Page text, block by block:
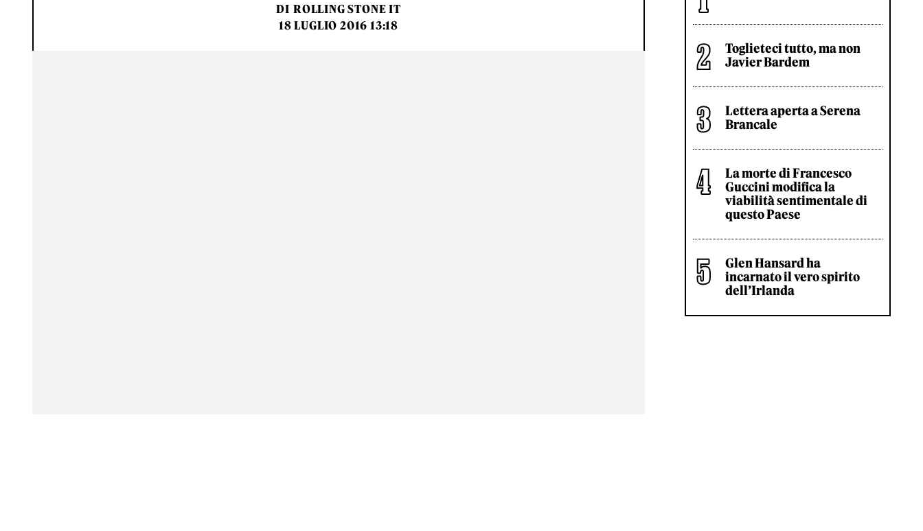
DI ROLLING STONE IT
18 LUGLIO 2016 13:18
Toglieteci tutto, ma non
Javier Bardem
Lettera aperta a Serena
Brancale
La morte di Francesco
Guccini modifica la
viabilità sentimentale di
questo Paese
Glen Hansard ha
incarnato il vero spirito
dell’Irlanda